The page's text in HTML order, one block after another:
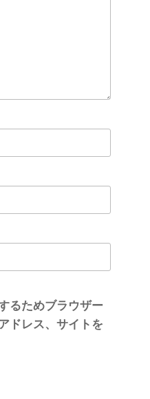
るためブラウザー
ドレス、サイトを